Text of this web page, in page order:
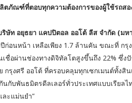
ตภัณฑ์ที่ตอบทุกความต้องการของผู้ใช้รถส
ท อยุธยา แคปปิตอล ออโต้ ลีส จำกัด (มห
ก่อนหน้า เหลือเพียง 1.7 ล้านคัน ขณะที่ กรุ
ชื่อผ่านช่องทางดิจิทัลโตสูงขึ้นถึง 22% ซึ่ง
รุงศรี ออโต้ ที่ครอบคลุมทุกเซกเมนต์ทั้งสิ
กับพันธมิตรดีลเลอร์ทั่วประเทศแบบเรียลไ
ละแม่นยำ”